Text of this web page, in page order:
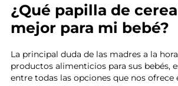
¿Qué papilla de
mejor para mi bebé?
La principal duda de las madres a la
productos alimenticios para sus bebés,
entre todas las opciones que nos ofrece